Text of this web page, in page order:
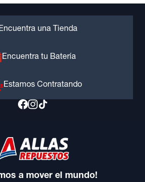
una Tienda
Encuentra tu Batería
Estamos Contratando
a mover el mundo!